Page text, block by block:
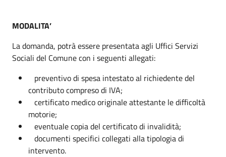
MODALITA’
La domanda, potrà essere presentata agli Uffici Servizi
Sociali del Comune con i seguenti allegati:
preventivo di spesa intestato al richiedente del
contributo compreso di IVA;
certificato medico originale attestante le difficoltà
motorie;
eventuale copia del certificato di invalidità;
documenti specifici collegati alla tipologia di
intervento.